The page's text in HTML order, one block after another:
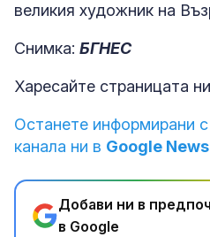
великия художник на
Снимка: БГНЕС
Харесайте страницата
Останете информирани
канала ни в Google
Добави ни в
в Google